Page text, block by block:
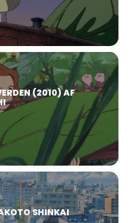
(2010) AF
SHINKAI